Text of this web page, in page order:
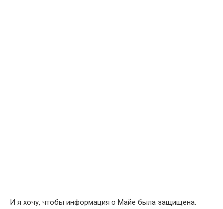
И я хочу, чтобы информация о Майе была защищена.